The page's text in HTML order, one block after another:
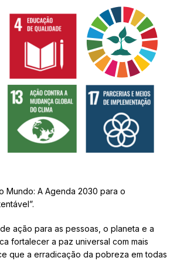
Mundo: A Agenda 2030 para o
ação para as pessoas, o planeta e a
fortalecer a paz universal com mais
que a erradicação da pobreza em todas